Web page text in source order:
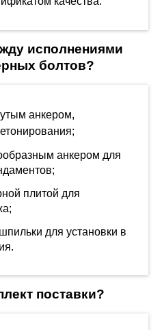
исполнениями
болтов?
анкером,
анкером для
плитой для
для установки в
поставки?